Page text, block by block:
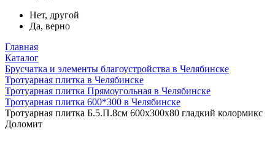
Нет, другой
Да, верно
Главная
Каталог
Брусчатка и элементы благоустройства в Челябинске
Тротуарная плитка в Челябинске
Тротуарная плитка Прямоугольная в Челябинске
Тротуарная плитка 600*300 в Челябинске
Тротуарная плитка Б.5.П.8см 600х300х80 гладкий колормикс
Доломит